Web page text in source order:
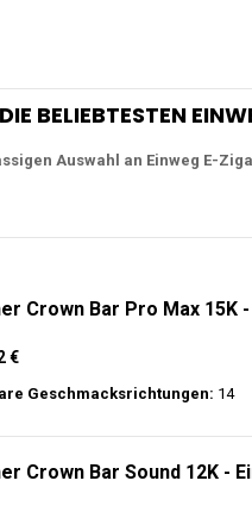
BELIEBTESTEN
Auswahl an Einweg E-
Crown Bar Pro Max 15K
€
Geschmacksrichtungen: 14
Crown Bar Sound 12K -